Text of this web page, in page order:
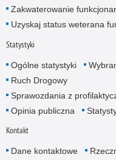
Zakwaterowanie
Uzyskaj status weterana
Statystyki
Ogólne statystyki
Ruch Drogowy
Sprawozdania z
Opinia publiczna
Kontakt
Dane kontaktowe